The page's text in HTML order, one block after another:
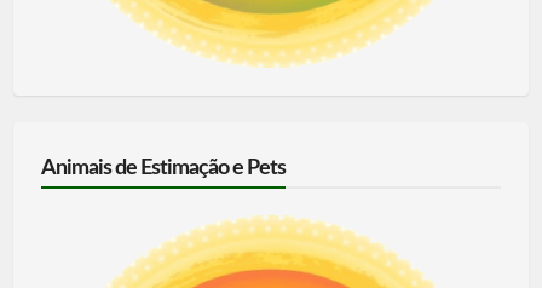
Animais de Estimação e Pets